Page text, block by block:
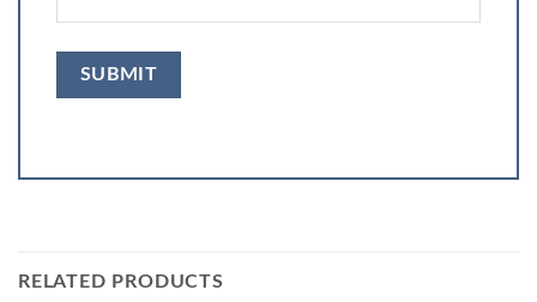
RELATED PRODUCTS